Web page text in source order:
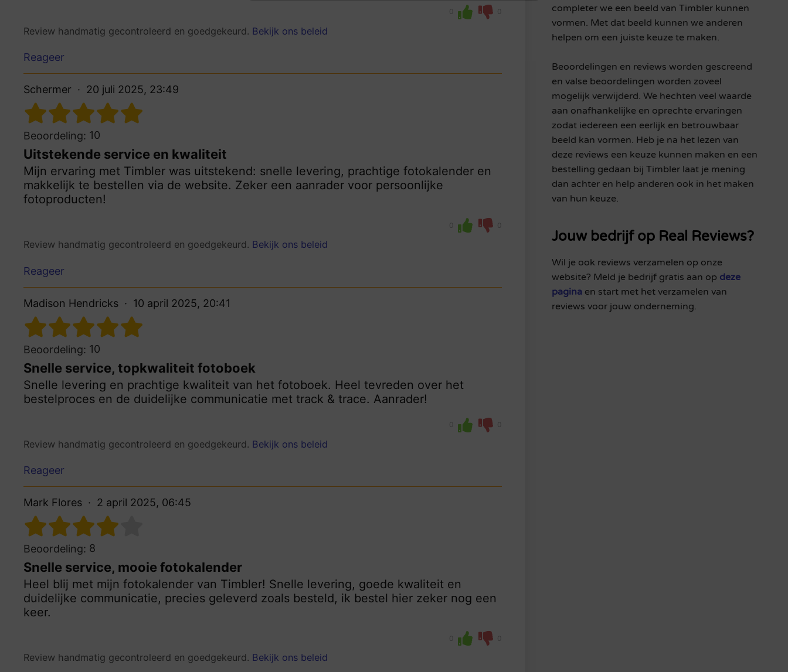
0 0
Review handmatig gecontroleerd en goedgekeurd. Bekijk ons beleid
Reageer
Schermer 20 juli 2025, 23:49
Beoordeling: 10
Uitstekende service en kwaliteit
Mijn ervaring met Timbler was uitstekend: snelle levering, prachtige fotokalender en
makkelijk te bestellen via de website. Zeker een aanrader voor persoonlijke
fotoproducten!
0 0
Review handmatig gecontroleerd en goedgekeurd. Bekijk ons beleid
Reageer
Madison Hendricks 10 april 2025, 20:41
Beoordeling: 10
Snelle service, topkwaliteit fotoboek
Snelle levering en prachtige kwaliteit van het fotoboek. Heel tevreden over het
bestelproces en de duidelijke communicatie met track & trace. Aanrader!
0 0
Review handmatig gecontroleerd en goedgekeurd. Bekijk ons beleid
Reageer
Mark Flores 2 april 2025, 06:45
Beoordeling: 8
Snelle service, mooie fotokalender
Heel blij met mijn fotokalender van Timbler! Snelle levering, goede kwaliteit en
duidelijke communicatie, precies geleverd zoals besteld, ik bestel hier zeker nog een
keer.
0 0
Review handmatig gecontroleerd en goedgekeurd. Bekijk ons beleid
completer we een beeld van Timbler kunnen
vormen. Met dat beeld kunnen we anderen
helpen om een juiste keuze te maken.
Beoordelingen en reviews worden gescreend
en valse beoordelingen worden zoveel
mogelijk verwijderd. We hechten veel waarde
aan onafhankelijke en oprechte ervaringen
zodat iedereen een eerlijk en betrouwbaar
beeld kan vormen. Heb je na het lezen van
deze reviews een keuze kunnen maken en een
bestelling gedaan bij Timbler laat je mening
dan achter en help anderen ook in het maken
van hun keuze.
Jouw bedrijf op Real Reviews?
Wil je ook reviews verzamelen op onze
website? Meld je bedrijf gratis aan op deze
paginaen start met het verzamelen van
reviews voor jouw onderneming.